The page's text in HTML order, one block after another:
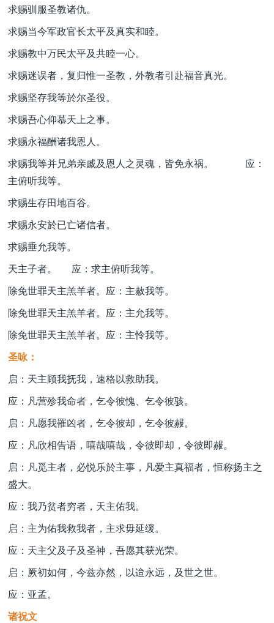
求赐驯服圣教诸仇。
求赐当今军政官长太平及真实和睦。
求赐教中万民太平及共睦一心。
求赐迷误者，复归惟一圣教，外教者引赴福音真光。
求赐坚存我等於尔圣役。
求赐吾心仰慕天上之事。
求赐永福酬诸我恩人。
求赐我等并兄弟亲戚及恩人之灵魂，皆免永祸。 应：
主俯听我等。
求赐生存田地百谷。
求赐永安於已亡诸信者。
求赐垂允我等。
天主子者。 应：求主俯听我等。
除免世罪天主羔羊者。应：主赦我等。
除免世罪天主羔羊者。应：主允我等。
除免世罪天主羔羊者。应：主怜我等。
圣咏：
启：天主顾我抚我，速格以救助我。
应：凡营殄我命者，乞令彼愧、乞令彼骇。
启：凡愿我罹凶者，乞令彼却，乞令彼赧。
应：凡欣相告语，嘻哉嘻哉，令彼即却，令彼即赧。
启：凡觅主者，必悦乐於主事，凡爱主真福者，恒称扬主之
盛大。
应：我乃贫者穷者，天主佑我。
启：主为佑我救我者，主求毋延缓。
应：天主父及子及圣神，吾愿其获光荣。
启：厥初如何，今兹亦然，以迨永远，及世之世。
应：亚孟。
诸祝文